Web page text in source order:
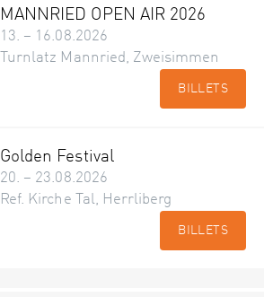
MANNRIED OPEN AIR 2026
13. – 16.08.2026
Turnlatz Mannried, Zweisimmen
BILLETS
Golden Festival
20. – 23.08.2026
Ref. Kirche Tal, Herrliberg
BILLETS